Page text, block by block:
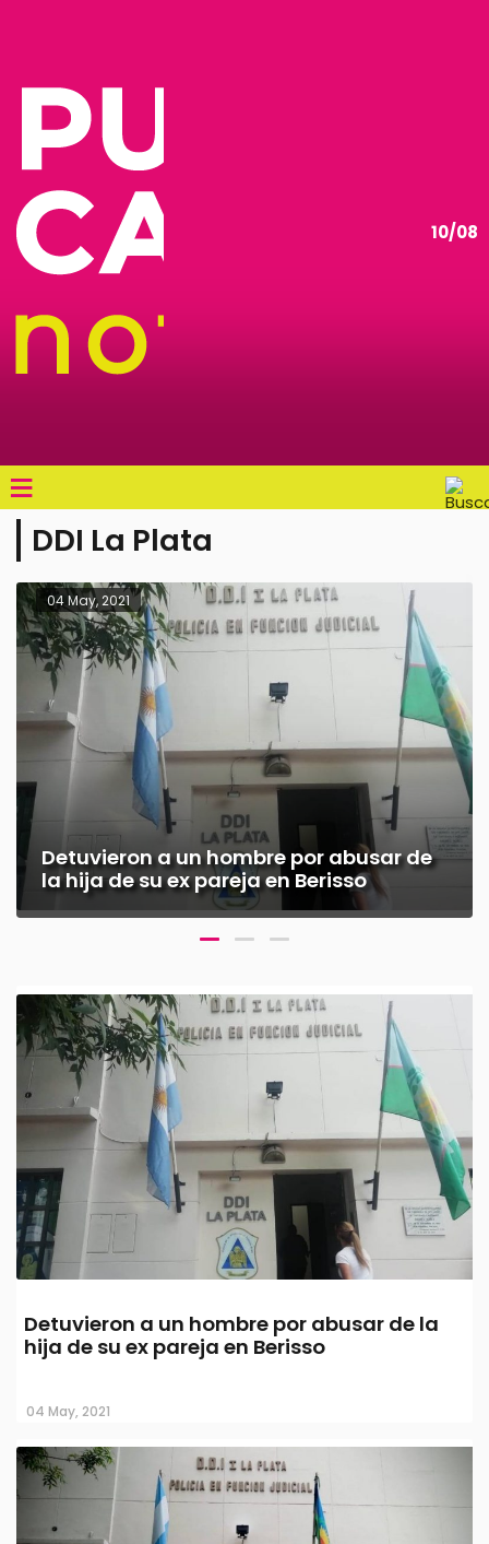
10/08
≡
DDI La Plata
04 May, 2021
Detuvieron a un hombre por abusar de
la hija de su ex pareja en Berisso
Detuvieron a un hombre por abusar de la
hija de su ex pareja en Berisso
04 May, 2021